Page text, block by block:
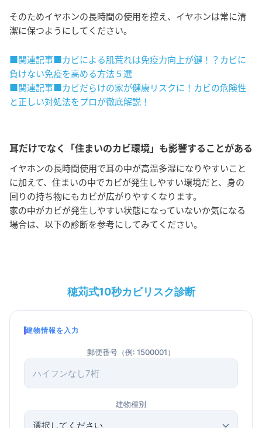
そのためイヤホンの長時間の使用を控え、イヤホンは常に清
潔に保つようにしてください。
■関連記事■カビによる肌荒れは免疫力向上が鍵！？カビに
負けない免疫を高める方法５選
■関連記事■カビだらけの家が健康リスクに！カビの危険性
と正しい対処法をプロが徹底解説！
耳だけでなく「住まいのカビ環境」も影響することがある
イヤホンの長時間使用で耳の中が高温多湿になりやすいこと
に加えて、住まいの中でカビが発生しやすい環境だと、身の
回りの持ち物にもカビが広がりやすくなります。
家の中がカビが発生しやすい状態になっていないか気になる
場合は、以下の診断を参考にしてみてください。
穂苅式10秒カビリスク診断
建物情報を入力
郵便番号（例: 1500001）
建物種別